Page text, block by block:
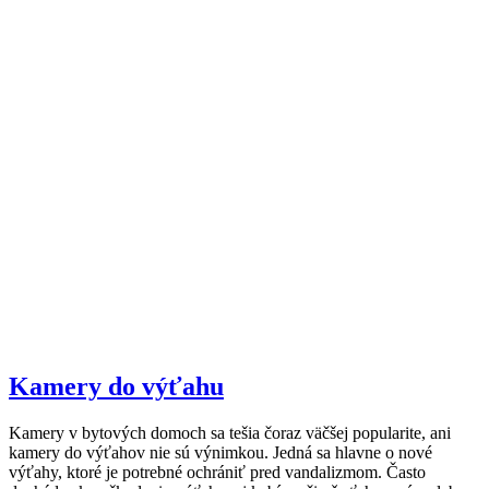
Kamery do výťahu
Kamery v bytových domoch sa tešia čoraz väčšej popularite, ani
kamery do výťahov nie sú výnimkou. Jedná sa hlavne o nové
výťahy, ktoré je potrebné ochrániť pred vandalizmom. Často